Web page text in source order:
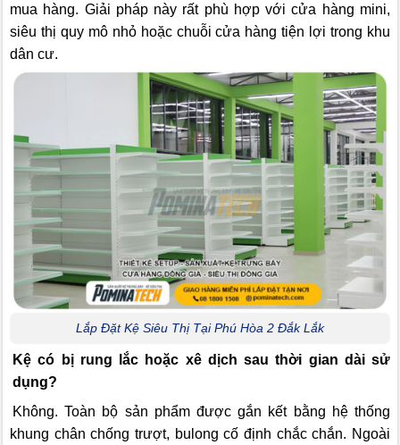
mua hàng. Giải pháp này rất phù hợp với cửa hàng mini,
siêu thị quy mô nhỏ hoặc chuỗi cửa hàng tiện lợi trong khu
dân cư.
Lắp Đặt Kệ Siêu Thị Tại Phú Hòa 2 Đắk Lắk
Kệ có bị rung lắc hoặc xê dịch sau thời gian dài sử
dụng?
Không. Toàn bộ sản phẩm được gắn kết bằng hệ thống
khung chân chống trượt, bulong cố định chắc chắn. Ngoài